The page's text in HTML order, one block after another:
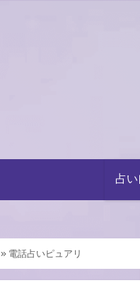
占
»電話占いピュアリ